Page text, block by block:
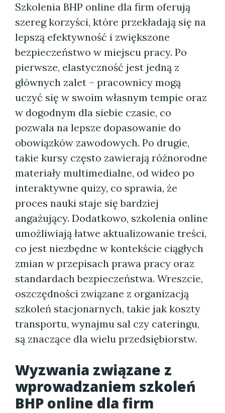
Szkolenia BHP online dla firm oferują
szereg korzyści, które przekładają się na
lepszą efektywność i zwiększone
bezpieczeństwo w miejscu pracy. Po
pierwsze, elastyczność jest jedną z
głównych zalet – pracownicy mogą
uczyć się w swoim własnym tempie oraz
w dogodnym dla siebie czasie, co
pozwala na lepsze dopasowanie do
obowiązków zawodowych. Po drugie,
takie kursy często zawierają różnorodne
materiały multimedialne, od wideo po
interaktywne quizy, co sprawia, że
proces nauki staje się bardziej
angażujący. Dodatkowo, szkolenia online
umożliwiają łatwe aktualizowanie treści,
co jest niezbędne w kontekście ciągłych
zmian w przepisach prawa pracy oraz
standardach bezpieczeństwa. Wreszcie,
oszczędności związane z organizacją
szkoleń stacjonarnych, takie jak koszty
transportu, wynajmu sal czy cateringu,
są znaczące dla wielu przedsiębiorstw.
Wyzwania związane z
wprowadzaniem szkoleń
BHP online dla firm